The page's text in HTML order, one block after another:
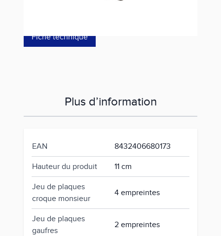
Fiche technique
Plus d’information
EAN 8432406680173
Hauteur du produit 11 cm
Jeu de plaques
croque monsieur
4 empreintes
Jeu de plaques
gaufres
2 empreintes